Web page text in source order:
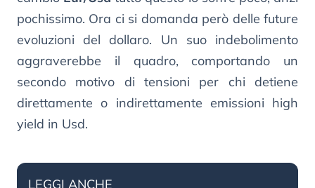
pochissimo. Ora ci si domanda però delle future
evoluzioni del dollaro. Un suo indebolimento
aggraverebbe il quadro, comportando un
secondo motivo di tensioni per chi detiene
direttamente o indirettamente emissioni high
yield in Usd.
LEGGI ANCHE